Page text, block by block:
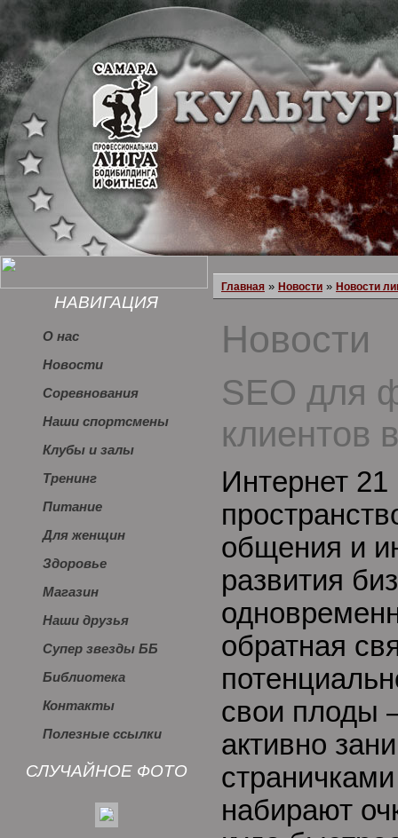
НАВИГАЦИЯ
О нас
Новости
Соревнования
Наши спортсмены
Клубы и залы
Тренинг
Питание
Для женщин
Здоровье
Магазин
Наши друзья
Супер звезды ББ
Библиотека
Контакты
Полезные ссылки
СЛУЧАЙНОЕ ФОТО
Главная » Новости » Новости
Новости
SEO для
клиентов
Интернет 21
общения и
развития
обратная
свои плоды
активно
набирают